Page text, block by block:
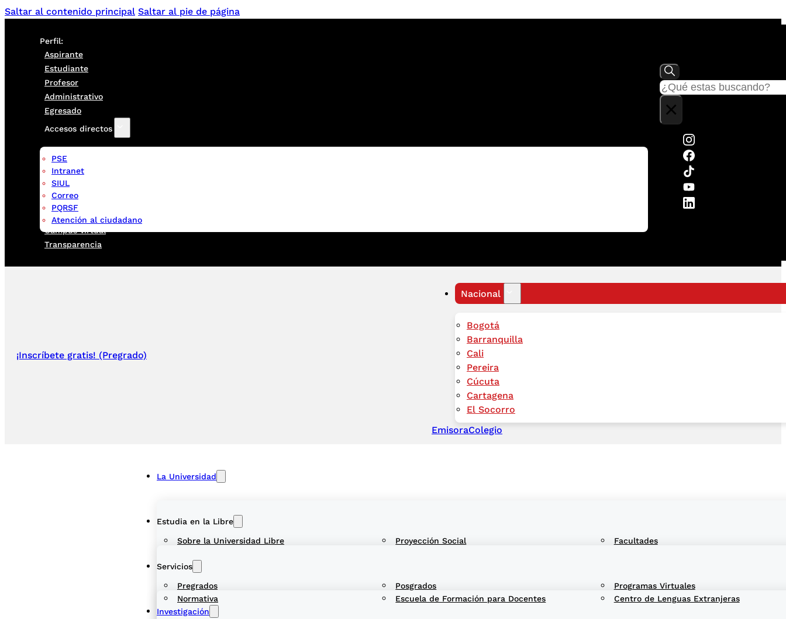
Saltar al contenido principal Saltar al pie de página
Perfil:
Aspirante
Estudiante
Profesor
Administrativo
Egresado
Accesos directos
PSE
Intranet
SIUL
Correo
PQRSF
Atención al ciudadano
Campus virtual
Transparencia
Buscar
×
¡Inscríbete gratis! (Pregrado)
Nacional
Bogotá
Barranquilla
Cali
Pereira
Cúcuta
Cartagena
El Socorro
EmisoraColegio
La Universidad
Sobre la Universidad Libre Proyección Social Facultades
Normativa Escuela de Formación para Docentes Centro de Lenguas Extranjeras
Estudia en la Libre
Pregrados Posgrados Programas Virtuales
Servicios
Investigación